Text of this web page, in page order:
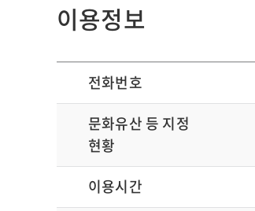
이용정보
전화번호
문화유산 등 지정
현황
이용시간